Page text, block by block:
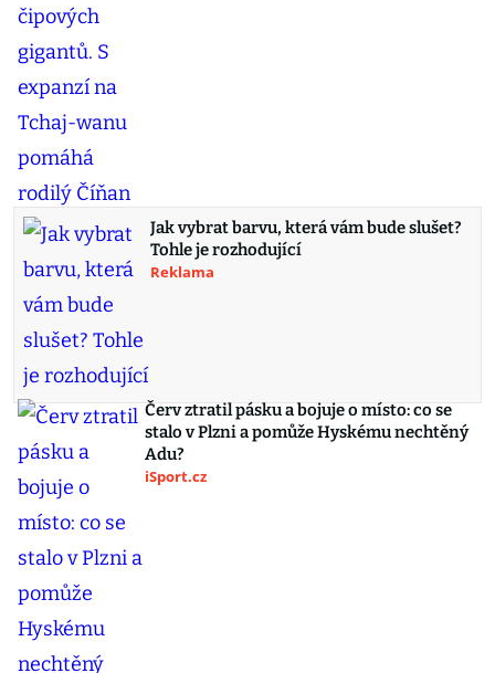
Jak vybrat barvu, která vám bude slušet?
Tohle je rozhodující
Reklama
Červ ztratil pásku a bojuje o místo: co se
stalo v Plzni a pomůže Hyskému nechtěný
Adu?
iSport.cz